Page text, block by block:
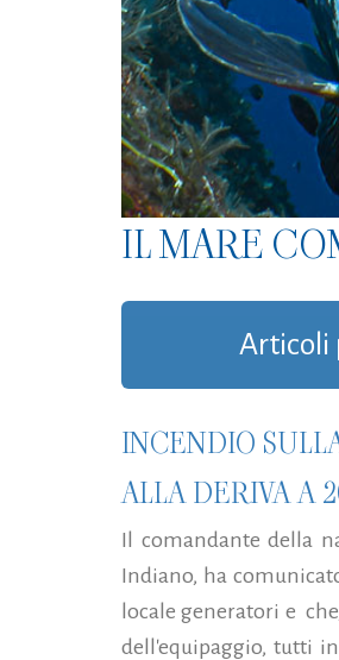
IL MARE
Articoli
INCENDIO
ALLA DERIVA A
Il comandante della
Indiano, ha
locale generatori e
dell'equipaggio, tutti